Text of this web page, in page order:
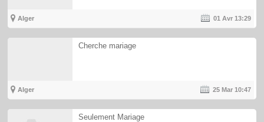
Alger 01 Avr13:29
Cherche mariage
Alger 25 Mar10:47
Seulement Mariage